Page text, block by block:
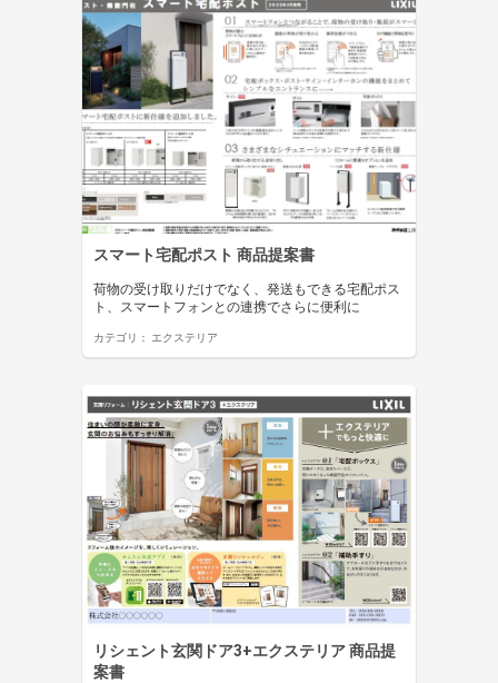
スマート宅配ポスト 商品提案書
荷物の受け取りだけでなく、発送もできる宅配ポス
ト、スマートフォンとの連携でさらに便利に
カテゴリ： エクステリア
リシェント玄関ドア3+エクステリア 商品提
案書